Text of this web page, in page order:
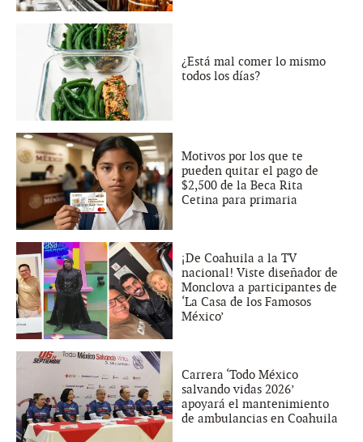
¿Está mal comer lo mismo
todos los días?
Motivos por los que te
pueden quitar el pago de
$2,500 de la Beca Rita
Cetina para primaria
¡De Coahuila a la TV
nacional! Viste diseñador de
Monclova a participantes de
‘La Casa de los Famosos
México’
Carrera ‘Todo México
salvando vidas 2026’
apoyará el mantenimiento
de ambulancias en Coahuila